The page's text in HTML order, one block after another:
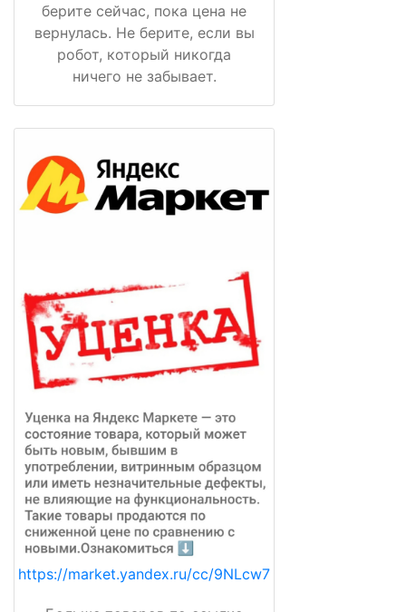
берите сейчас, пока цена не
вернулась. Не берите, если вы
робот, который никогда
ничего не забывает.
https://market.yandex.ru/cc/9NLcw7